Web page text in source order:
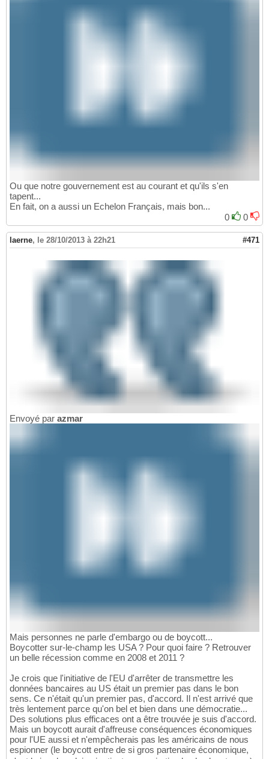
Ou que notre gouvernement est au courant et qu'ils s'en
tapent...
En fait, on a aussi un Echelon Français, mais bon...
0
0
laerne, le 28/10/2013 à 22h21 #471
Envoyé par azmar
Mais personnes ne parle d'embargo ou de boycott...
Boycotter sur-le-champ les USA ? Pour quoi faire ? Retrouver
un belle récession comme en 2008 et 2011 ?
Je crois que l'initiative de l'EU d'arrêter de transmettre les
données bancaires au US était un premier pas dans le bon
sens. Ce n'était qu'un premier pas, d'accord. Il n'est arrivé que
très lentement parce qu'on bel et bien dans une démocratie...
Des solutions plus efficaces ont a être trouvée je suis d'accord.
Mais un boycott aurait d'affreuse conséquences économiques
pour l'UE aussi et n'empêcherais pas les américains de nous
espionner (le boycott entre de si gros partenaire économique,